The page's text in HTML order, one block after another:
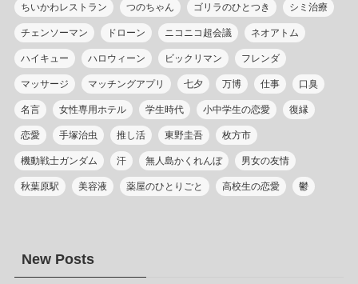
ちいかわレストラン つのちゃん ゴリラのひとつき シミ治療
チェンソーマン ドローン ニコニコ超会議 ネオアトム
ハイキュー ハロウィーン ビックリマン フレンダ
マッサージ マッチングアプリ 七夕 万博 仕事 口臭
名言 女性専用ホテル 学生時代 小中学生の恋愛 復縁
恋愛 手塚治虫 推し活 東野圭吾 枚方市
機動戦士ガンダム 汗 無人島かくれんぼ 男女の友情
秋葉原駅 美容液 薬屋のひとりごと 高校生の恋愛 鬱
New Posts